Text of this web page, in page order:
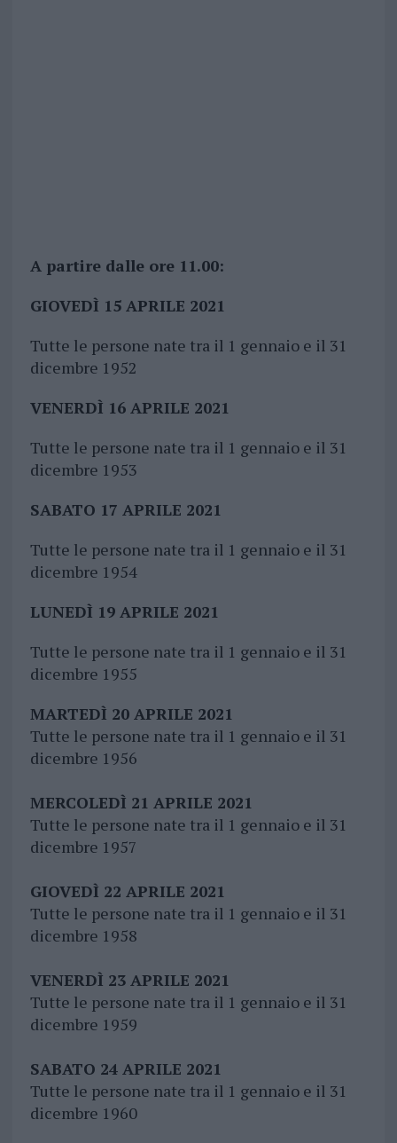
A partire dalle ore 11.00:
GIOVEDÌ 15 APRILE 2021
Tutte le persone nate tra il 1 gennaio e il 31
dicembre 1952
VENERDÌ 16 APRILE 2021
Tutte le persone nate tra il 1 gennaio e il 31
dicembre 1953
SABATO 17 APRILE 2021
Tutte le persone nate tra il 1 gennaio e il 31
dicembre 1954
LUNEDÌ 19 APRILE 2021
Tutte le persone nate tra il 1 gennaio e il 31
dicembre 1955
MARTEDÌ 20 APRILE 2021
Tutte le persone nate tra il 1 gennaio e il 31
dicembre 1956
MERCOLEDÌ 21 APRILE 2021
Tutte le persone nate tra il 1 gennaio e il 31
dicembre 1957
GIOVEDÌ 22 APRILE 2021
Tutte le persone nate tra il 1 gennaio e il 31
dicembre 1958
VENERDÌ 23 APRILE 2021
Tutte le persone nate tra il 1 gennaio e il 31
dicembre 1959
SABATO 24 APRILE 2021
Tutte le persone nate tra il 1 gennaio e il 31
dicembre 1960